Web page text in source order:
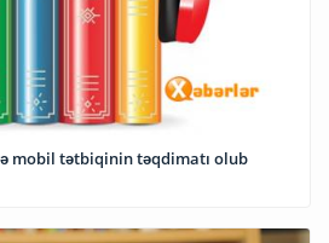
mobil tətbiqinin təqdimatı olub